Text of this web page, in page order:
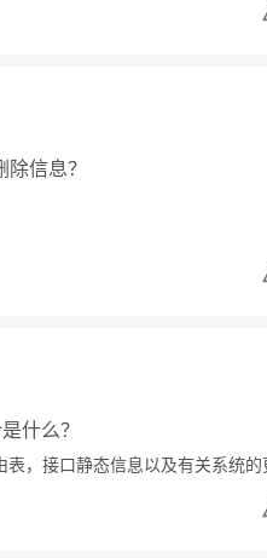
信息？
什么？
，接口静态信息以及有关系统的